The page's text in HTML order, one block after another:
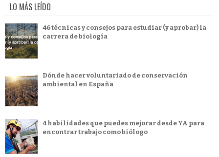
LO MÁS LEÍDO
46 técnicas y consejos para estudiar (y aprobar) la
carrera de biología
Dónde hacer voluntariado de conservación
ambiental en España
4 habilidades que puedes mejorar desde YA para
encontrar trabajo como biólogo